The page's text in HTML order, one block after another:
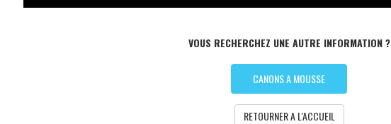
VOUS RECHERCHEZ UNE AUTRE INFORMATION ?
CANONS A MOUSSE
RETOURNER A L'ACCUEIL